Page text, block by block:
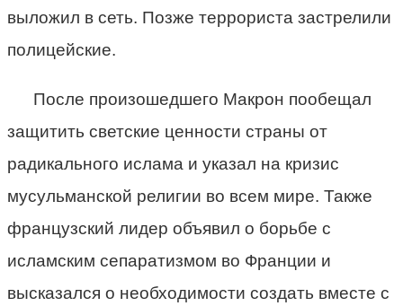
выложил в сеть. Позже террориста застрелили
полицейские.
После произошедшего Макрон пообещал
защитить светские ценности страны от
радикального ислама и указал на кризис
мусульманской религии во всем мире. Также
французский лидер объявил о борьбе с
исламским сепаратизмом во Франции и
высказался о необходимости создать вместе с